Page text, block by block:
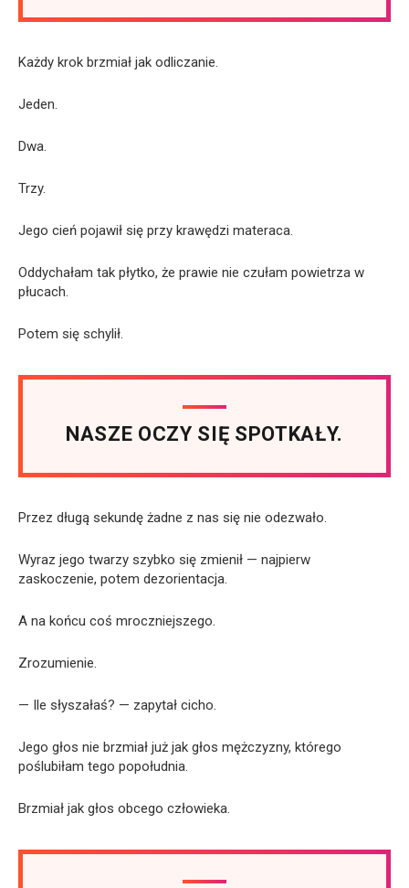
Każdy krok brzmiał jak odliczanie.
Jeden.
Dwa.
Trzy.
Jego cień pojawił się przy krawędzi materaca.
Oddychałam tak płytko, że prawie nie czułam powietrza w
płucach.
Potem się schylił.
NASZE OCZY SIĘ SPOTKAŁY.
Przez długą sekundę żadne z nas się nie odezwało.
Wyraz jego twarzy szybko się zmienił — najpierw
zaskoczenie, potem dezorientacja.
A na końcu coś mroczniejszego.
Zrozumienie.
— Ile słyszałaś? — zapytał cicho.
Jego głos nie brzmiał już jak głos mężczyzny, którego
poślubiłam tego popołudnia.
Brzmiał jak głos obcego człowieka.